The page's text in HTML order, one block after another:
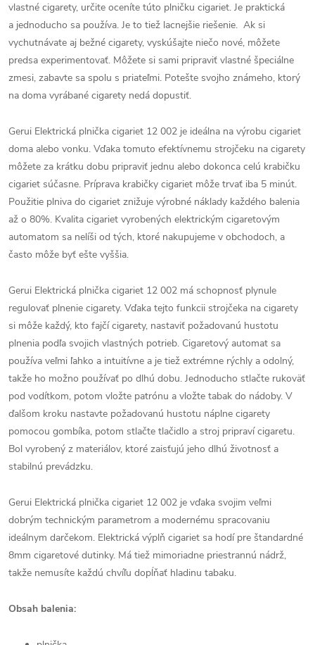
vlastné cigarety, určite oceníte túto plničku cigariet. Je praktická
a jednoducho sa používa. Je to tiež lacnejšie riešenie. Ak si
vychutnávate aj bežné cigarety, vyskúšajte niečo nové, môžete
predsa experimentovať. Môžete si sami pripraviť vlastné špeciálne
zmesi, zabavte sa spolu s priateľmi. Potešte svojho známeho, ktorý
na doma vyrábané cigarety nedá dopustiť.
Gerui Elektrická plnička cigariet 12 002 je ideálna na výrobu cigariet
doma alebo vonku. Vďaka tomuto efektívnemu strojčeku na cigarety
môžete za krátku dobu pripraviť jednu alebo dokonca celú krabičku
cigariet súčasne. Príprava krabičky cigariet môže trvať iba 5 minút.
Použitie plniva do cigariet znižuje výrobné náklady každého balenia
až o 80%. Kvalita cigariet vyrobených elektrickým cigaretovým
automatom sa nelíši od tých, ktoré nakupujeme v obchodoch, a
často môže byť ešte vyššia.
Gerui Elektrická plnička cigariet 12 002 má schopnosť plynule
regulovať plnenie cigarety. Vďaka tejto funkcii strojčeka na cigarety
si môže každý, kto fajčí cigarety, nastaviť požadovanú hustotu
plnenia podľa svojich vlastných potrieb. Cigaretový automat sa
používa veľmi ľahko a intuitívne a je tiež extrémne rýchly a odolný,
takže ho možno používať po dlhú dobu. Jednoducho stlačte rukoväť
pod vodítkom, potom vložte patrónu a vložte tabak do nádoby. V
ďalšom kroku nastavte požadovanú hustotu náplne cigarety
pomocou gombíka, potom stlačte tlačidlo a stroj pripraví cigaretu.
Bol vyrobený z materiálov, ktoré zaisťujú jeho dlhú životnosť a
stabilnú prevádzku.
Gerui Elektrická plnička cigariet 12 002 je vďaka svojim veľmi
dobrým technickým parametrom a modernému spracovaniu
ideálnym darčekom. Elektrická výplň cigariet sa hodí pre štandardné
8mm cigaretové dutinky. Má tiež mimoriadne priestrannú nádrž,
takže nemusíte každú chvíľu dopĺňať hladinu tabaku.
Obsah balenia: